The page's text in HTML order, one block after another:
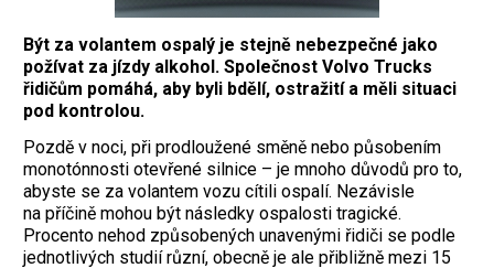
Být za volantem ospalý je stejně nebezpečné jako
požívat za jízdy alkohol. Společnost Volvo Trucks
řidičům pomáhá, aby byli bdělí, ostražití a měli situaci
pod kontrolou.
Pozdě v noci, při prodloužené směně nebo působením
monotónnosti otevřené silnice – je mnoho důvodů pro to,
abyste se za volantem vozu cítili ospalí. Nezávisle
na příčině mohou být následky ospalosti tragické.
Procento nehod způsobených unavenými řidiči se podle
jednotlivých studií různí, obecně je ale přibližně mezi 15